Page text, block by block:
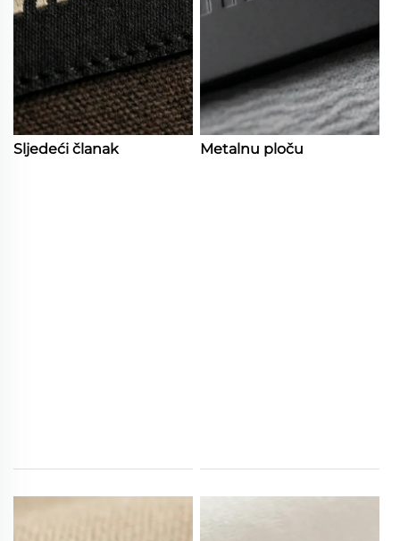
Sljedeći članak Metalnu ploču